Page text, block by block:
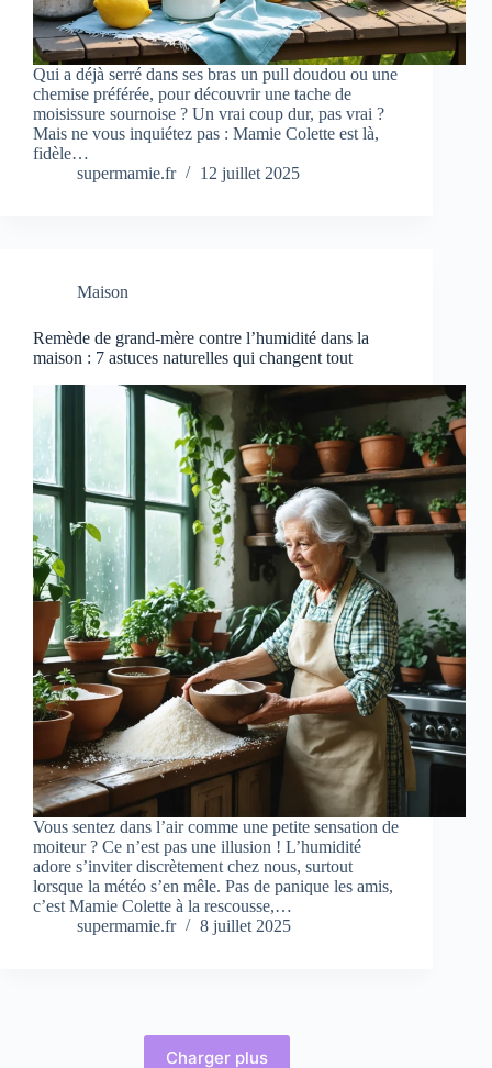
Qui a déjà serré dans ses bras un pull doudou ou une
chemise préférée, pour découvrir une tache de
moisissure sournoise ? Un vrai coup dur, pas vrai ?
Mais ne vous inquiétez pas : Mamie Colette est là,
fidèle…
supermamie.fr
12 juillet 2025
Maison
Remède de grand-mère contre l’humidité dans la
maison : 7 astuces naturelles qui changent tout
Vous sentez dans l’air comme une petite sensation de
moiteur ? Ce n’est pas une illusion ! L’humidité
adore s’inviter discrètement chez nous, surtout
lorsque la météo s’en mêle. Pas de panique les amis,
c’est Mamie Colette à la rescousse,…
supermamie.fr
8 juillet 2025
Charger plus